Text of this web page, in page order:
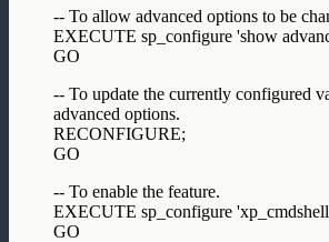
-- To allow advanced options to be
EXECUTE sp_configure 'show
GO
-- To update the currently configured
advanced options.
RECONFIGURE;
GO
-- To enable the feature.
EXECUTE sp_configure
GO